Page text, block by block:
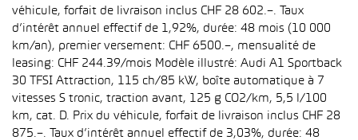
véhicule, forfait de livraison inclus CHF 28 602.–. Taux
d’intérêt annuel effectif de 1,92%, durée: 48 mois (10 000
km/an), premier versement: CHF 6500.–, mensualité de
leasing: CHF 244.39/mois Modèle illustré: Audi A1 Sportback
30 TFSI Attraction, 115 ch/85 kW, boîte automatique à 7
vitesses S tronic, traction avant, 125 g CO2/km, 5,5 l/100
km, cat. D. Prix du véhicule, forfait de livraison inclus CHF 28
875.–. Taux d’intérêt annuel effectif de 3,03%, durée: 48